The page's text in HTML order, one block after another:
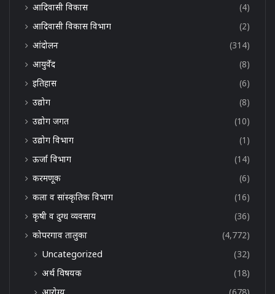
आदिवासी विकास
(4)
आदिवासी विकास विभाग
(2)
आंदोलन
(314)
आयुर्वेद
(8)
इतिहास
(6)
उद्योग
(8)
उद्योग जगत
(10)
उद्योग विभाग
(1)
ऊर्जा विभाग
(14)
करमणूक
(6)
कला व सांस्कृतिक विभाग
(16)
कृषी व दुग्ध व्यवसाय
(36)
कोपरगाव तालुका
(4,772)
Uncategorized
(32)
अर्थ विषयक
(18)